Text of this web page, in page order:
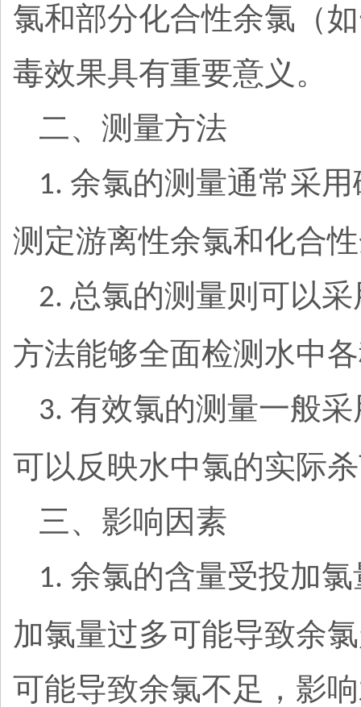
氯和部分化合性余氯（
毒效果具有重要意义。
二、测量方法
1. 余氯的测量通常采
测定游离性余氯和化合
2. 总氯的测量则可以
方法能够全面检测水中
3. 有效氯的测量一般
可以反映水中氯的实际
三、影响因素
1. 余氯的含量受投加
加氯量过多可能导致余
可能导致余氯不足，影